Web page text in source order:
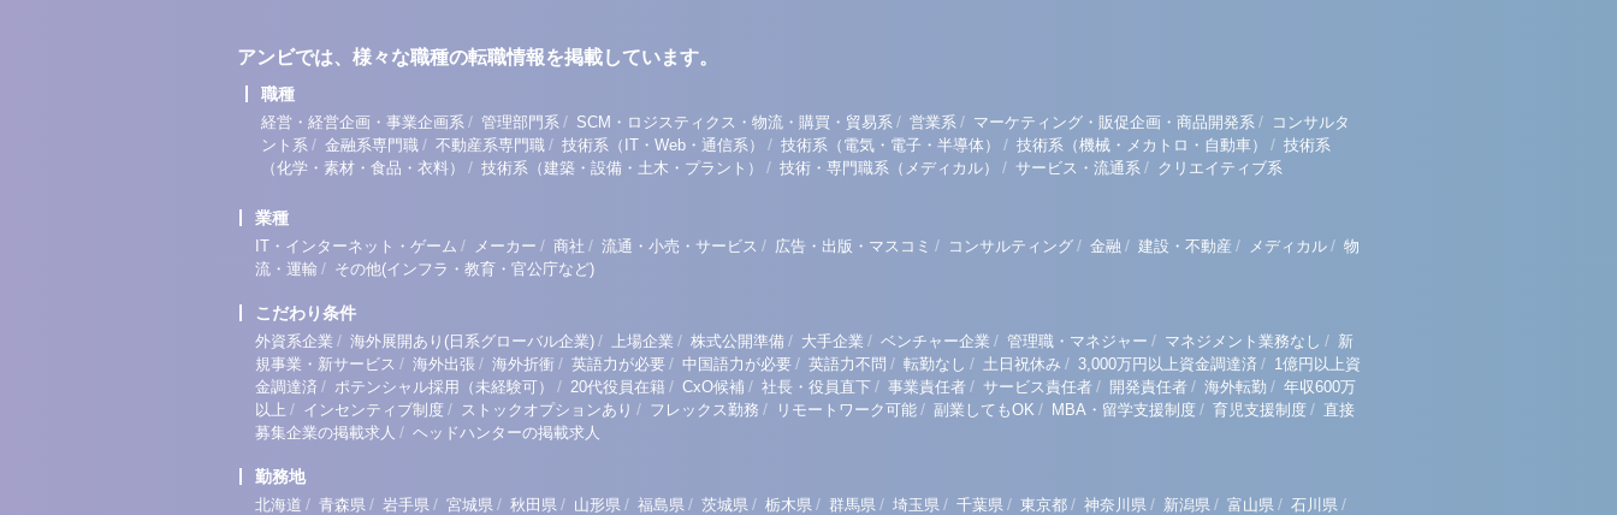
アンビでは、様々な職種の転職情報を掲載しています。
職種
経営・経営企画・事業企画系 / 管理部門系 / SCM・ロジスティクス・物流・購買・貿易系 / 営業系 / マーケティング・販促企画・商品開発系 / コンサルタ
ント系 / 金融系専門職 / 不動産系専門職 / 技術系（IT・Web・通信系） / 技術系（電気・電子・半導体） / 技術系（機械・メカトロ・自動車） / 技術系
（化学・素材・食品・衣料）
/ 技術系（建築・設備・土木・プラント） / 技術・専門職系（メディカル） / サービス・流通系 / クリエイティブ系
業種
IT・インターネット・ゲーム / メーカー / 商社 / 流通・小売・サービス / 広告・出版・マスコミ / コンサルティング / 金融 / 建設・不動産 / メディカル / 物
流・運輸 / その他(インフラ・教育・官公庁など)
こだわり条件
外資系企業 / 海外展開あり(日系グローバル企業) / 上場企業 / 株式公開準備 / 大手企業 / ベンチャー企業 / 管理職・マネジャー / マネジメント業務なし / 新
規事業・新サービス / 海外出張 / 海外折衝 / 英語力が必要 / 中国語力が必要 / 英語力不問 / 転勤なし / 土日祝休み / 3,000万円以上資金調達済 / 1億円以上資
金調達済 / ポテンシャル採用（未経験可） / 20代役員在籍 / CxO候補 / 社長・役員直下 / 事業責任者 / サービス責任者 / 開発責任者 / 海外転勤 / 年収600万
以上 / インセンティブ制度 / ストックオプションあり / フレックス勤務 / リモートワーク可能 / 副業してもOK / MBA・留学支援制度 / 育児支援制度 / 直接
募集企業の掲載求人 / ヘッドハンターの掲載求人
勤務地
北海道 / 青森県 / 岩手県 / 宮城県 / 秋田県 / 山形県 / 福島県 / 茨城県 / 栃木県 / 群馬県 / 埼玉県 / 千葉県 / 東京都 / 神奈川県 / 新潟県 / 富山県 / 石川県 /